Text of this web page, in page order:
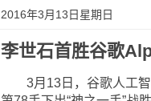
2016年3月13日星期日
李世石首胜谷歌
3月13日，谷歌人工智